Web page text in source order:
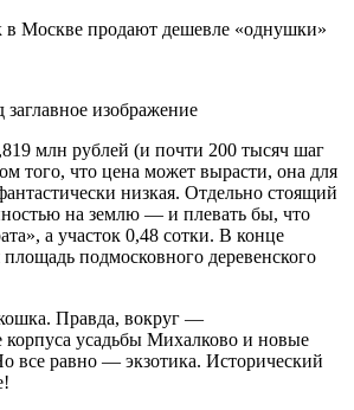
изображение
млн рублей (и почти 200 тысяч шаг
того, что цена может вырасти, она для
низкая. Отдельно стоящий
на землю — и плевать бы, что
а участок 0,48 сотки. В конце
подмосковного деревенского
Правда, вокруг —
корпуса усадьбы Михалково и новые
все равно — экзотика. Исторический